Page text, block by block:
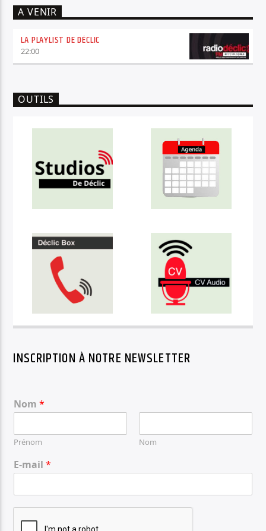
A VENIR
LA PLAYLIST DE DÉCLIC
22:00
OUTILS
INSCRIPTION À NOTRE NEWSLETTER
Nom*
Prénom Nom
E-mail*